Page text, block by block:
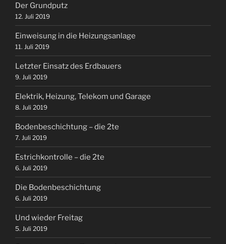
Der Grundputz
12. Juli 2019
Einweisung in die Heizungsanlage
11. Juli 2019
Letzter Einsatz des Erdbauers
9. Juli 2019
Elektrik, Heizung, Telekom und Garage
8. Juli 2019
Bodenbeschichtung – die 2te
7. Juli 2019
Estrichkontrolle – die 2te
6. Juli 2019
Die Bodenbeschichtung
6. Juli 2019
Und wieder Freitag
5. Juli 2019